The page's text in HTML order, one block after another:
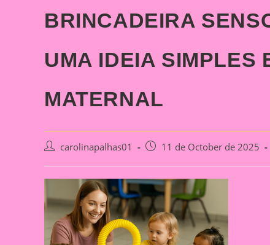
BRINCADEIRA
UMA IDEIA SIMPLES
MATERNAL
Post carolinapalhas01
Post 11 de October de 2025